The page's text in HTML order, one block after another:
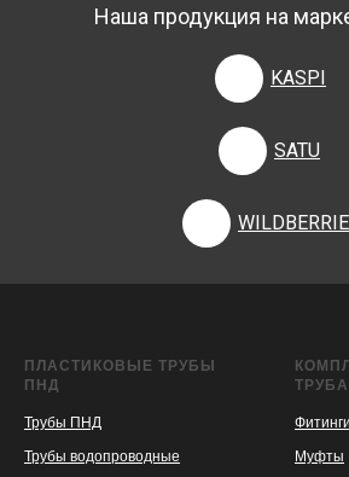
Наша продукция на
KASPI
SATU
ПЛАСТИКОВЫЕ ТРУБЫ
ПНД
Трубы ПНД
Трубы водопроводные
Фитинги
Муфты